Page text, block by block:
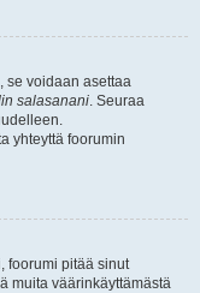
se voidaan asettaa
salasanani. Seuraa
yhteyttä foorumin
foorumi pitää sinut
muita väärinkäyttämästä